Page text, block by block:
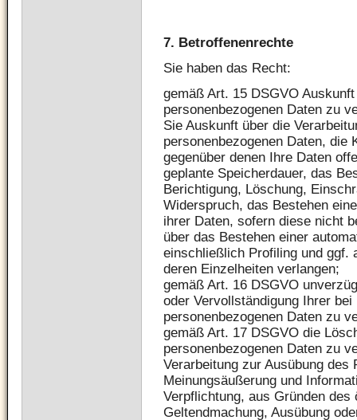
7. Betroffenenrechte
Sie haben das Recht:
gemäß Art. 15 DSGVO
personenbezogenen Daten zu
Sie Auskunft über die
personenbezogenen Daten, die
gegenüber denen Ihre Daten
geplante Speicherdauer, das
Berichtigung, Löschung,
Widerspruch, das Bestehen
ihrer Daten, sofern diese nicht
über das Bestehen einer
einschließlich Profiling und ggf.
deren Einzelheiten verlangen;
gemäß Art. 16 DSGVO
oder Vervollständigung Ihrer
personenbezogenen Daten zu
gemäß Art. 17 DSGVO die
personenbezogenen Daten zu
Verarbeitung zur Ausübung des
Meinungsäußerung und
Verpflichtung, aus Gründen
Geltendmachung, Ausübung